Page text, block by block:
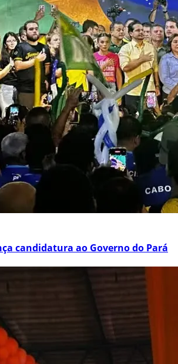
candidatura ao Governo do Pará